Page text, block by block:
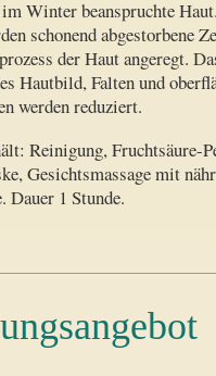
Winter beanspruchte
schonend abgestorbene
der Haut angeregt.
Hautbild, Falten und
werden reduziert.
Reinigung, Fruchtsäure-
Gesichtsmassage mit
Dauer 1 Stunde.